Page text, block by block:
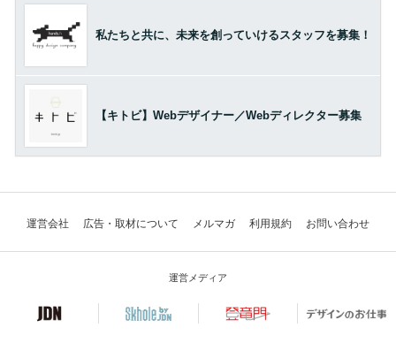
私たちと共に、未来を創っていけるスタッフを募集！
【キトビ】Webデザイナー／Webディレクター募集
運営会社 広告・取材について メルマガ 利用規約 お問い合わせ
運営メディア